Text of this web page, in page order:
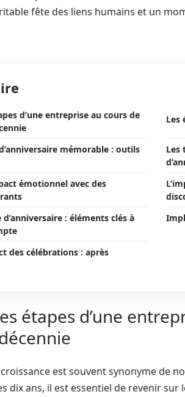
fête des liens humains et un
d’une entreprise au cours de
Les
mémorable : outils
Les
émotionnel avec des
: éléments clés à
des célébrations : après
étapes d’une
est souvent synonyme de
dix ans, il est essentiel de revenir